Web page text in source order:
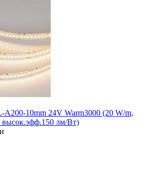
A200-10mm 24V Warm3000 (20 W/m,
высок.эфф.150 лм/Вт)